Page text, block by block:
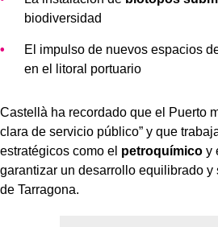
biodiversidad
El impulso de nuevos espacios
en el litoral portuario
Castellà ha recordado que el Puerto
clara de servicio público” y que
estratégicos como el petroquímico y
garantizar un desarrollo equilibrado
de Tarragona.